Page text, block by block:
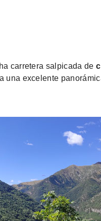
carretera salpicada de
una excelente